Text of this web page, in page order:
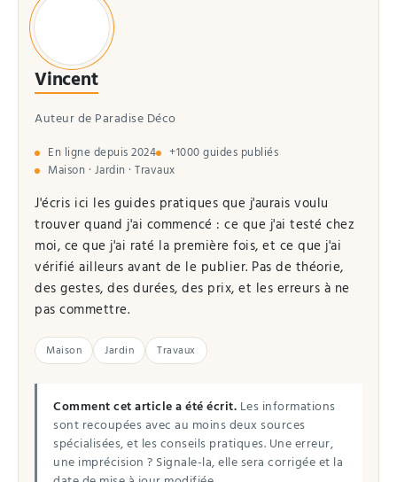
Vincent
Auteur de Paradise Déco
En ligne depuis 2024
+1000 guides publiés
Maison · Jardin · Travaux
J'écris ici les guides pratiques que j'aurais voulu
trouver quand j'ai commencé : ce que j'ai testé chez
moi, ce que j'ai raté la première fois, et ce que j'ai
vérifié ailleurs avant de le publier. Pas de théorie,
des gestes, des durées, des prix, et les erreurs à ne
pas commettre.
Maison Jardin Travaux
Comment cet article a été écrit. Les informations
sont recoupées avec au moins deux sources
spécialisées, et les conseils pratiques. Une erreur,
une imprécision ? Signale-la, elle sera corrigée et la